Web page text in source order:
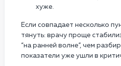
хуже.
Если совпадает несколько
тянуть: врачу проще
“на ранней волне”, чем
показатели уже ушли в